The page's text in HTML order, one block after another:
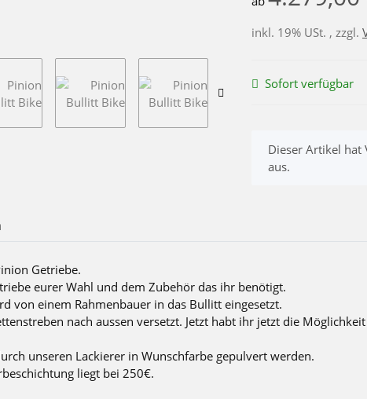
inkl. 19% USt. , zzgl.
Sofort verfügbar
x
Dieser Artikel hat
aus.
Getriebe.
eurer Wahl und dem Zubehör das ihr benötigt.
von einem Rahmenbauer in das Bullitt eingesetzt.
nach aussen versetzt. Jetzt habt ihr jetzt die
unseren Lackierer in Wunschfarbe gepulvert werden.
liegt bei 250€.